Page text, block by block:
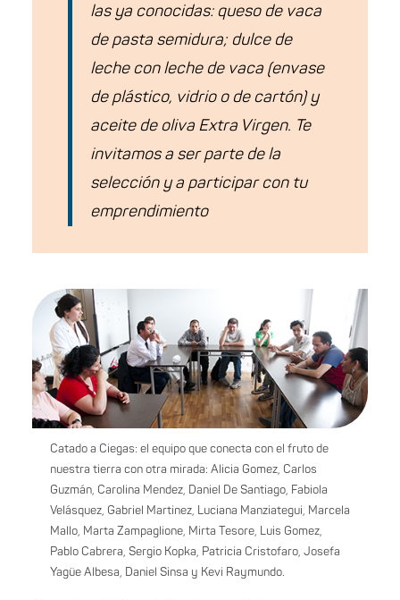
las ya conocidas: queso de vaca
de pasta semidura; dulce de
leche con leche de vaca (envase
de plástico, vidrio o de cartón) y
aceite de oliva Extra Virgen. Te
invitamos a ser parte de la
selección y a participar con tu
emprendimiento
Catado a Ciegas: el equipo que conecta con el fruto de
nuestra tierra con otra mirada: Alicia Gomez, Carlos
Guzmán, Carolina Mendez, Daniel De Santiago, Fabiola
Velásquez, Gabriel Martinez, Luciana Manziategui, Marcela
Mallo, Marta Zampaglione, Mirta Tesore, Luis Gomez,
Pablo Cabrera, Sergio Kopka, Patricia Cristofaro, Josefa
Yagüe Albesa, Daniel Sinsa y Kevi Raymundo.